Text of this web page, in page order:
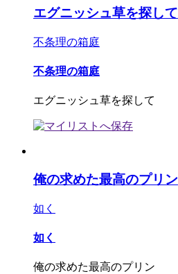
エグニッシュ草を探して
不条理の箱庭
不条理の箱庭
エグニッシュ草を探して
俺の求めた最高のプリン
如く
如く
俺の求めた最高のプリン